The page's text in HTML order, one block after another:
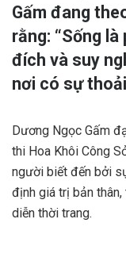
Gấm đang
rằng: “Sống
đích và suy
nơi có sự
Dương Ngọc Gấm
thi Hoa Khôi Công
người biết đến bởi
định giá trị bản
diễn thời trang.